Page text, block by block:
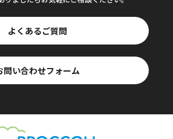
よくあるご質問
問い合わせフォーム